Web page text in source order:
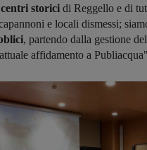
centri storici di Reggello e di
e locali dismessi;
, partendo dalla gestione
affidamento a